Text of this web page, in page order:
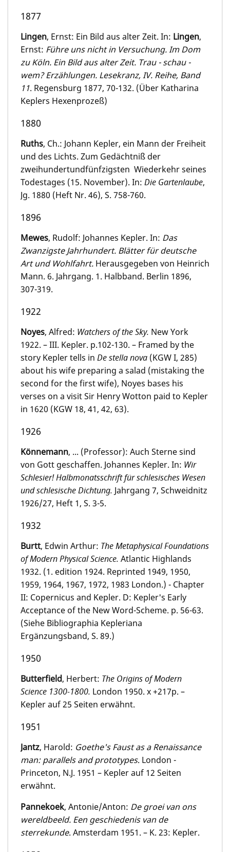
1877
Lingen, Ernst: Ein Bild aus alter Zeit. In: Lingen,
Ernst: Führe uns nicht in Versuchung. Im Dom
zu Köln. Ein Bild aus alter Zeit. Trau - schau -
wem? Erzählungen. Lesekranz, IV. Reihe, Band
11. Regensburg 1877, 70-132. (Über Katharina
Keplers Hexenprozeß)
1880
Ruths, Ch.: Johann Kepler, ein Mann der Freiheit
und des Lichts. Zum Gedächtniß der
zweihundertundfünfzigsten Wiederkehr seines
Todestages (15. November). In: Die Gartenlaube,
Jg. 1880 (Heft Nr. 46), S. 758-760.
1896
Mewes, Rudolf: Johannes Kepler. In: Das
Zwanzigste Jahrhundert. Blätter für deutsche
Art und Wohlfahrt. Herausgegeben von Heinrich
Mann. 6. Jahrgang. 1. Halbband. Berlin 1896,
307-319.
1922
Noyes, Alfred: Watchers of the Sky. New York
1922. – III. Kepler. p.102-130. – Framed by the
story Kepler tells in De stella nova (KGW I, 285)
about his wife preparing a salad (mistaking the
second for the first wife), Noyes bases his
verses on a visit Sir Henry Wotton paid to Kepler
in 1620 (KGW 18, 41, 42, 63).
1926
Könnemann, ... (Professor): Auch Sterne sind
von Gott geschaffen. Johannes Kepler. In: Wir
Schlesier! Halbmonatsschrift für schlesisches Wesen
und schlesische Dichtung. Jahrgang 7, Schweidnitz
1926/27, Heft 1, S. 3-5.
1932
Burtt, Edwin Arthur: The Metaphysical Foundations
of Modern Physical Science. Atlantic Highlands
1932. (1. edition 1924. Reprinted 1949, 1950,
1959, 1964, 1967, 1972, 1983 London.) - Chapter
II: Copernicus and Kepler. D: Kepler's Early
Acceptance of the New Word-Scheme. p. 56-63.
(Siehe Bibliographia Kepleriana
Ergänzungsband, S. 89.)
1950
Butterfield, Herbert: The Origins of Modern
Science 1300-1800. London 1950. x +217p. –
Kepler auf 25 Seiten erwähnt.
1951
Jantz, Harold: Goethe's Faust as a Renaissance
man: parallels and prototypes. London -
Princeton, N.J. 1951 – Kepler auf 12 Seiten
erwähnt.
Pannekoek, Antonie/Anton: De groei van ons
wereldbeeld. Een geschiedenis van de
sterrekunde. Amsterdam 1951. – K. 23: Kepler.